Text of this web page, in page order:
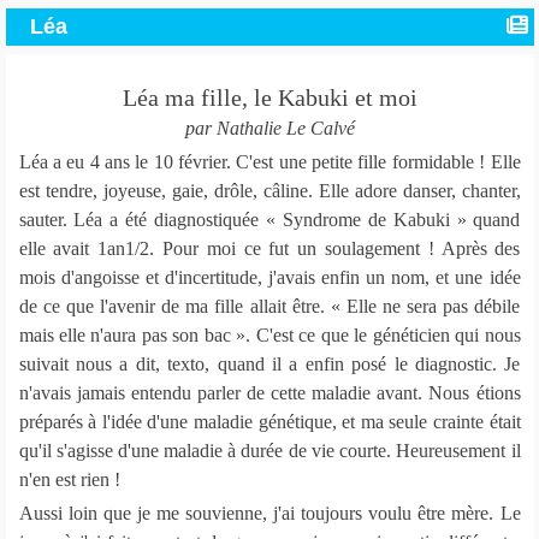
Léa
Léa ma fille, le Kabuki et moi
par Nathalie Le Calvé
Léa a eu 4 ans le 10 février. C'est une petite fille formidable ! Elle
est tendre, joyeuse, gaie, drôle, câline. Elle adore danser, chanter,
sauter. Léa a été diagnostiquée « Syndrome de Kabuki » quand
elle avait 1an1/2. Pour moi ce fut un soulagement ! Après des
mois d'angoisse et d'incertitude, j'avais enfin un nom, et une idée
de ce que l'avenir de ma fille allait être. « Elle ne sera pas débile
mais elle n'aura pas son bac ». C'est ce que le généticien qui nous
suivait nous a dit, texto, quand il a enfin posé le diagnostic. Je
n'avais jamais entendu parler de cette maladie avant. Nous étions
préparés à l'idée d'une maladie génétique, et ma seule crainte était
qu'il s'agisse d'une maladie à durée de vie courte. Heureusement il
n'en est rien !
Aussi loin que je me souvienne, j'ai toujours voulu être mère. Le